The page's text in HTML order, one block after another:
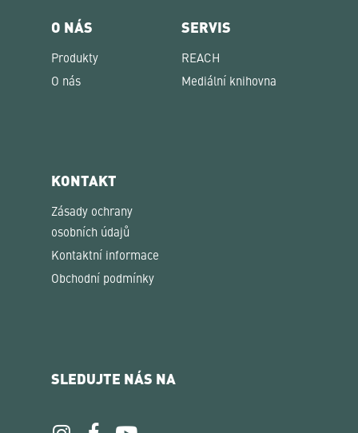
O NÁS
Produkty
O nás
SERVIS
REACH
Mediální knihovna
KONTAKT
Zásady ochrany
osobních údajů
Kontaktní informace
Obchodní podmínky
SLEDUJTE NÁS NA